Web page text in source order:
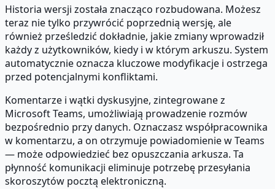
Historia wersji została znacząco rozbudowana. Możesz
teraz nie tylko przywrócić poprzednią wersję, ale
również prześledzić dokładnie, jakie zmiany wprowadził
każdy z użytkowników, kiedy i w którym arkuszu. System
automatycznie oznacza kluczowe modyfikacje i ostrzega
przed potencjalnymi konfliktami.
Komentarze i wątki dyskusyjne, zintegrowane z
Microsoft Teams, umożliwiają prowadzenie rozmów
bezpośrednio przy danych. Oznaczasz współpracownika
w komentarzu, a on otrzymuje powiadomienie w Teams
— może odpowiedzieć bez opuszczania arkusza. Ta
płynność komunikacji eliminuje potrzebę przesyłania
skoroszytów pocztą elektroniczną.